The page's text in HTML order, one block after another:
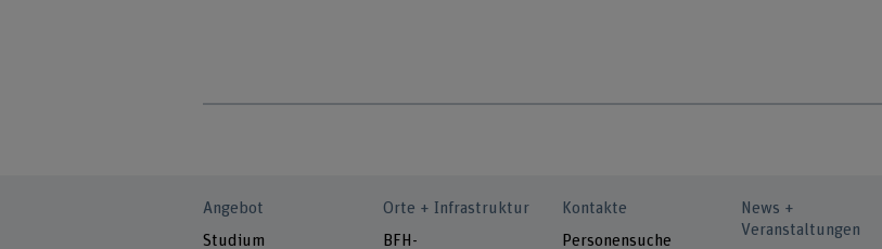
Angebot
Studium
Orte + Infrastruktur
BFH-
Kontakte
Personensuche
News +
Veranstaltungen